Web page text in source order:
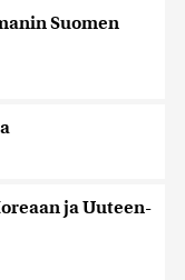
Suomen
ja Uuteen-